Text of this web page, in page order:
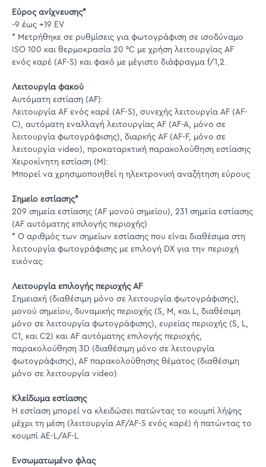
Εύρος ανίχνευσης*
-9 έως +19 EV
* Μετρήθηκε σε ρυθμίσεις για φωτογράφιση σε ισοδύναμο
ISO 100 και θερμοκρασία 20 °C με χρήση λειτουργίας AF
ενός καρέ (AF-S) και φακό με μέγιστο διάφραγμα f/1,2.
Λειτουργία φακού
Αυτόματη εστίαση (AF):
Λειτουργία AF ενός καρέ (AF-S), συνεχής λειτουργία AF (AF-
C), αυτόματη εναλλαγή λειτουργίας AF (AF-A, μόνο σε
λειτουργία φωτογράφισης), διαρκής AF (AF-F, μόνο σε
λειτουργία video), προκαταρκτική παρακολούθηση εστίασης
Χειροκίνητη εστίαση (M):
Μπορεί να χρησιμοποιηθεί η ηλεκτρονική αναζήτηση εύρους
Σημείο εστίασης*
209 σημεία εστίασης (AF μονού σημείου), 231 σημεία εστίασης
(AF αυτόματης επιλογής περιοχής)
* Ο αριθμός των σημείων εστίασης που είναι διαθέσιμα στη
λειτουργία φωτογράφισης με επιλογή DX για την περιοχή
εικόνας.
Λειτουργία επιλογής περιοχής AF
Σημειακή (διαθέσιμη μόνο σε λειτουργία φωτογράφισης),
μονού σημείου, δυναμικής περιοχής (S, M, και L, διαθέσιμη
μόνο σε λειτουργία φωτογράφισης), ευρείας περιοχής (S, L,
C1, και C2) και AF αυτόματης επιλογής περιοχής,
παρακολούθηση 3D (διαθέσιμη μόνο σε λειτουργία
φωτογράφισης), AF παρακολούθησης θέματος (διαθέσιμη
μόνο σε λειτουργία video)
Κλείδωμα εστίασης
Η εστίαση μπορεί να κλειδώσει πατώντας το κουμπί λήψης
μέχρι τη μέση (λειτουργία AF/AF-S ενός καρέ) ή πατώντας το
κουμπί AE-L/AF-L
Ενσωματωμένο φλας